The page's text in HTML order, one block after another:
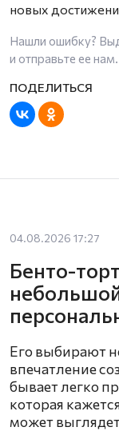
новых
Нашли ошибку?
и отправьте ее нам.
04.08.2026 17:27
Бенто-
Его выбирают
впечатление
бывает легко
которая
может